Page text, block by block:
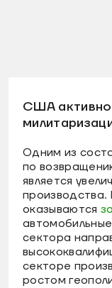
США
Одним из
по
является
оказываются
сектора
секторе
ростом